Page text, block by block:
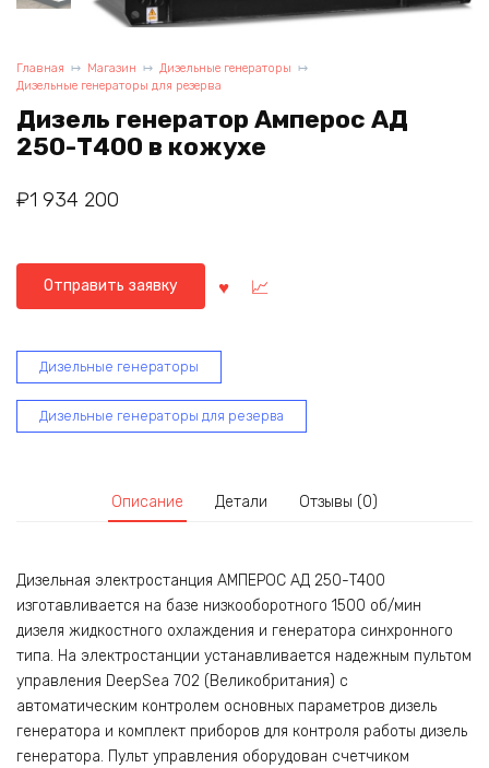
Главная Магазин
Дизельные генераторы
Дизельные генераторы для резерва
Дизель генератор Амперос АД
250-Т400 в кожухе
₽1 934 200
Отправить заявку
Дизельные генераторы
Дизельные генераторы для резерва
Описание Детали Отзывы (0)
Дизельная электростанция АМПЕРОС АД 250-Т400
изготавливается на базе низкооборотного 1500 об/мин
дизеля жидкостного охлаждения и генератора синхронного
типа. На электростанции устанавливается надежным пультом
управления DeepSea 702 (Великобритания) с
автоматическим контролем основных параметров дизель
генератора и комплект приборов для контроля работы дизель
генератора. Пульт управления оборудован счетчиком